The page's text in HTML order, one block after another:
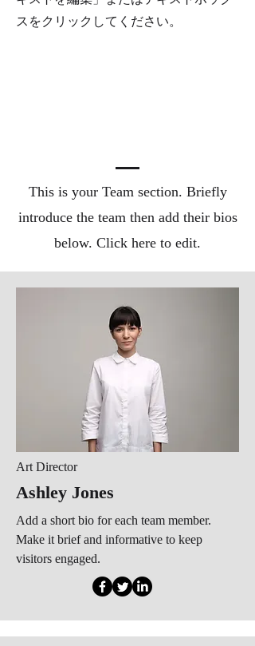
スをクリックしてください。
This is your Team section. Briefly
introduce the team then add their bios
below. Click here to edit.
Art Director
Ashley Jones
Add a short bio for each team member.
Make it brief and informative to keep
visitors engaged.